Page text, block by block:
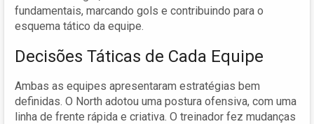
fundamentais, marcando gols e contribuindo para o
esquema tático da equipe.
Decisões Táticas de Cada Equipe
Ambas as equipes apresentaram estratégias bem
definidas. O North adotou uma postura ofensiva, com uma
linha de frente rápida e criativa. O treinador fez mudanças